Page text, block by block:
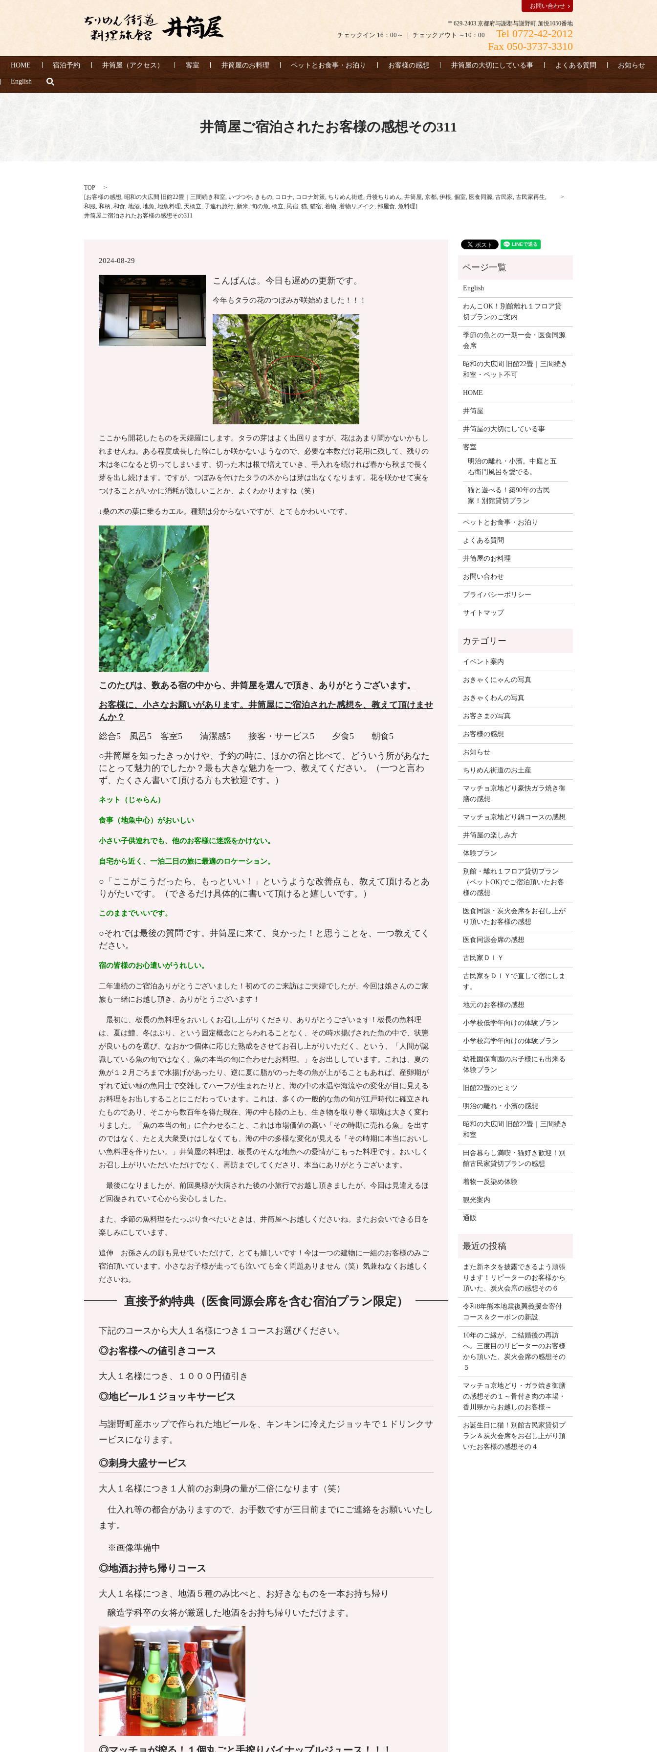
〒629-2403 京都府与謝郡与謝野町 加悦1050番地
チェックイン 16：00～ ｜ チェックアウト ～10：00
Tel 0772-42-2012
Fax 050-3737-3310
お問い合わせ
HOME 宿泊予約 井筒屋（アクセス） 客室 井筒屋のお料理 ペットとお食事・お泊り お客様の感想 井筒屋の大切にしている事 よくある質問 お知らせ
English
井筒屋ご宿泊されたお客様の感想その311
TOP
[お客様の感想, 昭和の大広間 旧館22畳｜三間続き和室, いづつや, きもの, コロナ, コロナ対策, ちりめん街道, 丹後ちりめん, 井筒屋, 京都, 伊根, 個室, 医食同源, 古民家, 古民家再生,
和服, 和柄, 和食, 地酒, 地魚, 地魚料理, 天橋立, 子連れ旅行, 新米, 旬の魚, 橋立, 民宿, 猫, 猫宿, 着物, 着物リメイク, 部屋食, 魚料理]
井筒屋ご宿泊されたお客様の感想その311
2024-08-29
こんばんは。今日も遅めの更新です。
今年もタラの花のつぼみが咲始めました！！！
ここから開花したものを天婦羅にします。タラの芽はよく出回りますが、花はあまり聞かないかもし
れませんね。ある程度成長した幹にしか咲かないようなので、必要な本数だけ花用に残して、残りの
木は冬になると切ってしまいます。切った木は根で増えていき、手入れを続ければ春から秋まで長く
芽を出し続けます。ですが、つぼみを付けたタラの木からは芽は出なくなります。花を咲かせて実を
つけることがいかに消耗が激しいことか、よくわかりますね（笑）
↓桑の木の葉に乗るカエル。種類は分からないですが、とてもかわいいです。
このたびは、数ある宿の中から、井筒屋を選んで頂き、ありがとうございます。
お客様に、小さなお願いがあります。井筒屋にご宿泊された感想を、教えて頂けませ
んか？
総合5 風呂5 客室5 清潔感5 接客・サービス5 夕食5 朝食5
○井筒屋を知ったきっかけや、予約の時に、ほかの宿と比べて、どういう所があなた
にとって魅力的でしたか？最も大きな魅力を一つ、教えてください。（一つと言わ
ず、たくさん書いて頂ける方も大歓迎です。）
ネット（じゃらん）
食事（地魚中心）がおいしい
小さい子供連れでも、他のお客様に迷惑をかけない。
自宅から近く、一泊二日の旅に最適のロケーション。
○「ここがこうだったら、もっといい！」というような改善点も、教えて頂けるとあ
りがたいです。（できるだけ具体的に書いて頂けると嬉しいです。）
このままでいいです。
○それでは最後の質問です。井筒屋に来て、良かった！と思うことを、一つ教えてく
ださい。
宿の皆様のお心遣いがうれしい。
二年連続のご宿泊ありがとうございました！初めてのご来訪はご夫婦でしたが、今回は娘さんのご家
族も一緒にお越し頂き、ありがとうございます！
最初に、板長の魚料理をおいしくお召し上がりくださり、ありがとうございます！板長の魚料理
は、夏は鱧、冬はぶり、という固定概念にとらわれることなく、その時水揚げされた魚の中で、状態
が良いものを選び、なおかつ個体に応じた熟成をさせてお召し上がりいただく、という、「人間が認
識している魚の旬ではなく、魚の本当の旬に合わせたお料理。」をお出ししています。これは、夏の
魚が１２月ごろまで水揚げがあったり、逆に夏に脂がのった冬の魚が上がることもあれば、産卵期が
ずれて近い種の魚同士で交雑してハーフが生まれたりと、海の中の水温や海流やの変化が目に見える
お料理をお出しすることにこだわっています。これは、多くの一般的な魚の旬が江戸時代に確立され
たものであり、そこから数百年を得た現在、海の中も陸の上も、生き物を取り巻く環境は大きく変わ
りました。「魚の本当の旬」に合わせること、これは市場価値の高い「その時期に売れる魚」を出す
のではなく、たとえ大衆受けはしなくても、海の中の多様な変化が見える「その時期に本当においし
い魚料理を作りたい。」井筒屋の料理は、板長のそんな地魚への愛情がこもった料理です。おいしく
お召し上がりいただいただけでなく、再訪までしてくださり、本当にありがとうございます。
最後になりましたが、前回奥様が大病された後の小旅行でお越し頂きましたが、今回は見違えるほ
ど回復されていて心から安心しました。
また、季節の魚料理をたっぷり食べたいときは、井筒屋へお越しくださいね。またお会いできる日を
楽しみにしています。
追伸 お孫さんの顔も見せていただけて、とても嬉しいです！今は一つの建物に一組のお客様のみご
宿泊頂いています。小さなお子様が走っても泣いても全く問題ありません（笑）気兼ねなくお越しく
ださいね。
直接予約特典（医食同源会席を含む宿泊プラン限定）
下記のコースから大人１名様につき１コースお選びください。
◎お客様への値引きコース
大人１名様につき、１０００円値引き
◎地ビール１ジョッキサービス
与謝野町産ホップで作られた地ビールを、キンキンに冷えたジョッキで１ドリンクサ
ービスになります。
◎刺身大盛サービス
大人１名様につき１人前のお刺身の量が二倍になります（笑）
仕入れ等の都合がありますので、お手数ですが三日前までにご連絡をお願いいたし
ます。
※画像準備中
◎地酒お持ち帰りコース
大人１名様につき、地酒５種のみ比べと、お好きなものを一本お持ち帰り
醸造学科卒の女将が厳選した地酒をお持ち帰りいただけます。
English
わんこOK！別館離れ１フロア貸
切プランのご案内
季節の魚との一期一会・医食同源
会席
昭和の大広間 旧館22畳｜三間続き
和室・ペット不可
HOME
井筒屋
井筒屋の大切にしている事
客室
明治の離れ・小濱。中庭と五
右衛門風呂を愛でる。
猫と遊べる！築90年の古民
家！別館貸切プラン
ペットとお食事・お泊り
よくある質問
井筒屋のお料理
お問い合わせ
プライバシーポリシー
サイトマップ
イベント案内
おきゃくにゃんの写真
おきゃくわんの写真
お客さまの写真
お客様の感想
お知らせ
ちりめん街道のお土産
マッチョ京地どり豪快ガラ焼き御
膳の感想
マッチョ京地どり鍋コースの感想
井筒屋の楽しみ方
体験プラン
別館・離れ１フロア貸切プラン
（ペットOK)でご宿泊頂いたお客
様の感想
医食同源・炭火会席をお召し上が
り頂いたお客様の感想
医食同源会席の感想
古民家ＤＩＹ
古民家をＤＩＹで直して宿にしま
す。
地元のお客様の感想
小学校低学年向けの体験プラン
小学校高学年向けの体験プラン
幼稚園保育園のお子様にも出来る
体験プラン
旧館22畳のヒミツ
明治の離れ・小濱の感想
昭和の大広間 旧館22畳｜三間続き
和室
田舎暮らし満喫・猫好き歓迎！別
館古民家貸切プランの感想
着物一反染め体験
観光案内
通販
また新ネタを披露できるよう頑張
ります！リピーターのお客様から
頂いた、炭火会席の感想その６
令和8年熊本地震復興義援金寄付
コース＆クーポンの新設
10年のご縁が、ご結婚後の再訪
へ。三度目のリピーターのお客様
から頂いた、炭火会席の感想その
５
マッチョ京地どり・ガラ焼き御膳
の感想その１～骨付き肉の本場・
香川県からお越しのお客様～
お誕生日に猫！別館古民家貸切プ
ラン＆炭火会席をお召し上がり頂
いたお客様の感想その４